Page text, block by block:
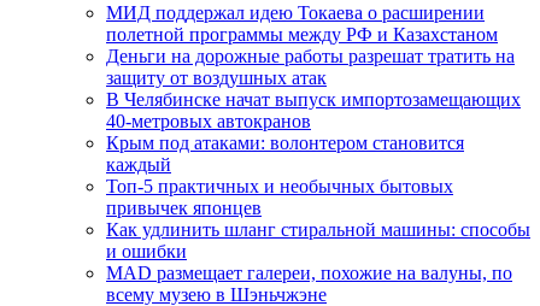
МИД поддержал идею Токаева о расширении
полетной программы между РФ и Казахстаном
Деньги на дорожные работы разрешат тратить на
защиту от воздушных атак
В Челябинске начат выпуск импортозамещающих
40-метровых автокранов
Крым под атаками: волонтером становится
каждый
Топ-5 практичных и необычных бытовых
привычек японцев
Как удлинить шланг стиральной машины: способы
и ошибки
MAD размещает галереи, похожие на валуны, по
всему музею в Шэньчжэне